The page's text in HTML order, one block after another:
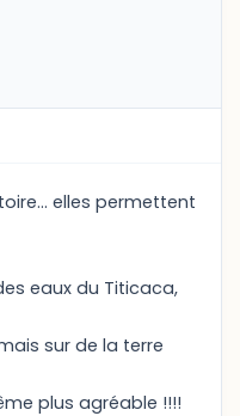
elles permettent
eaux du Titicaca,
sur de la terre
plus agréable !!!!